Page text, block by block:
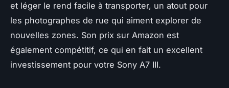
et léger le rend facile à transporter, un atout pour
les photographes de rue qui aiment explorer de
nouvelles zones. Son prix sur Amazon est
également compétitif, ce qui en fait un excellent
investissement pour votre Sony A7 III.